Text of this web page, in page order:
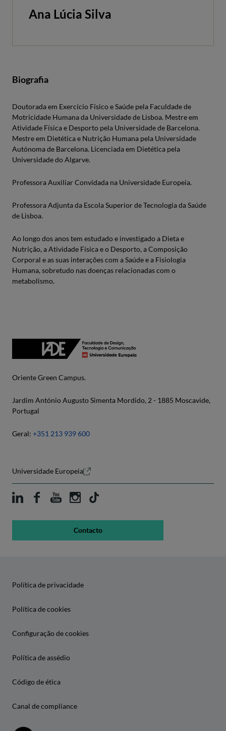
Ana Lúcia Silva
Biografia
Doutorada em Exercício Físico e Saúde pela Faculdade de
Motricidade Humana da Universidade de Lisboa. Mestre em
Atividade Física e Desporto pela Universidade de Barcelona.
Mestre em Dietética e Nutrição Humana pela Universidade
Autónoma de Barcelona. Licenciada em Dietética pela
Universidade do Algarve.
Professora Auxiliar Convidada na Universidade Europeia.
Professora Adjunta da Escola Superior de Tecnologia da Saúde
de Lisboa.
Ao longo dos anos tem estudado e investigado a Dieta e
Nutrição, a Atividade Física e o Desporto, a Composição
Corporal e as suas interações com a Saúde e a Fisiologia
Humana, sobretudo nas doenças relacionadas com o
metabolismo.
Oriente Green Campus.
Jardim António Augusto Simenta Mordido, 2 - 1885 Moscavide,
Portugal
Geral: +351 213 939 600
Universidade Europeia
Contacto
Política de privacidade
Política de cookies
Configuração de cookies
Política de assédio
Código de ética
Canal de compliance